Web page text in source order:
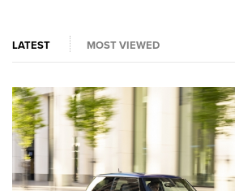
LATEST MOST VIEWED